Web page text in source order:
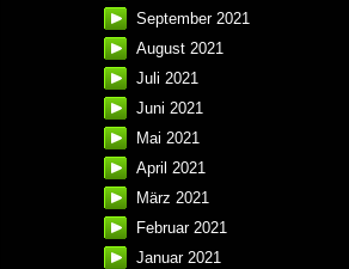
September 2021
August 2021
Juli 2021
Juni 2021
Mai 2021
April 2021
März 2021
Februar 2021
Januar 2021